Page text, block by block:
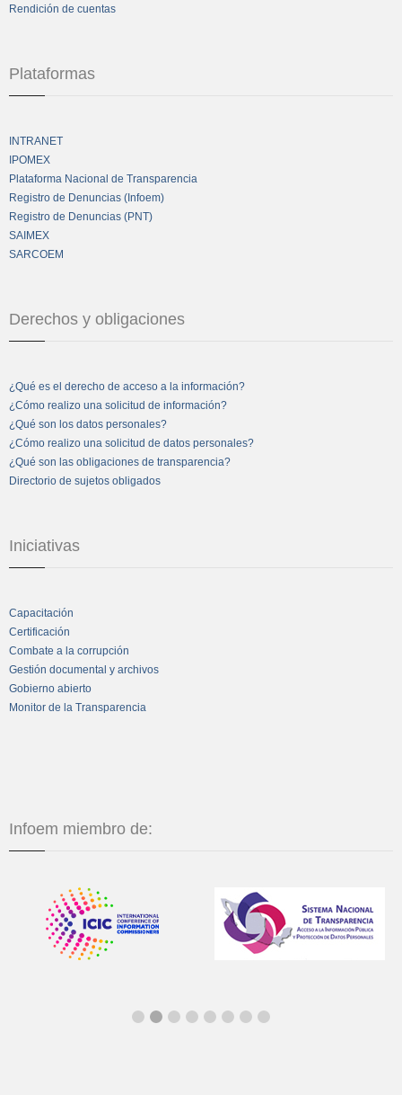
Rendición de cuentas
Plataformas
INTRANET
IPOMEX
Plataforma Nacional de Transparencia
Registro de Denuncias (Infoem)
Registro de Denuncias (PNT)
SAIMEX
SARCOEM
Derechos y obligaciones
¿Qué es el derecho de acceso a la información?
¿Cómo realizo una solicitud de información?
¿Qué son los datos personales?
¿Cómo realizo una solicitud de datos personales?
¿Qué son las obligaciones de transparencia?
Directorio de sujetos obligados
Iniciativas
Capacitación
Certificación
Combate a la corrupción
Gestión documental y archivos
Gobierno abierto
Monitor de la Transparencia
Infoem miembro de: